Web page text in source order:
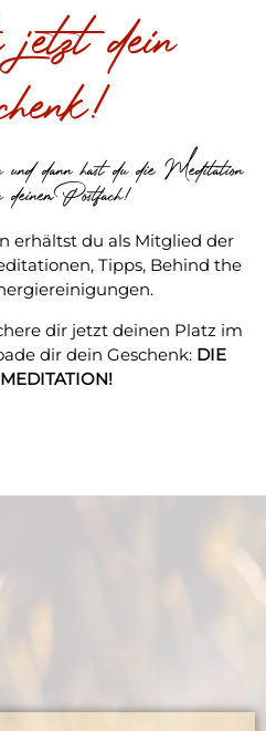
dein
dann hast du die Meditation
deinem Postfach!
erhältst du als Mitglied der
Tipps, Behind the
dir jetzt deinen Platz im
dir dein Geschenk: DIE